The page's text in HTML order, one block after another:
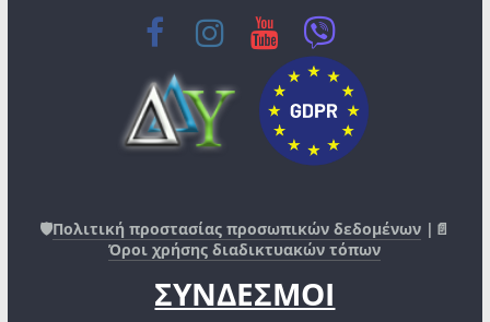
🛡️Πολιτική προστασίας προσωπικών δεδομένων |📄
Όροι χρήσης διαδικτυακών τόπων
ΣΥΝΔΕΣΜΟΙ